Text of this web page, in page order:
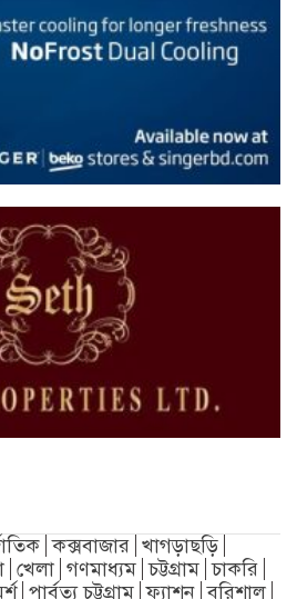
কক্সবাজার খাগড়াছড়ি
খেলা গণমাধ্যম চট্টগ্রাম চাকরি
পার্বত্য চট্টগ্রাম ফ্যাশন বরিশাল